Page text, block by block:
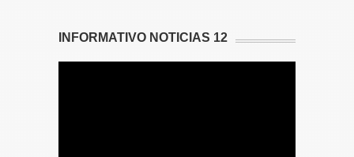
INFORMATIVO NOTICIAS 12